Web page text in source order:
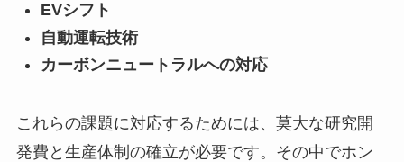
EVシフト
自動運転技術
カーボンニュートラルへの対応
これらの課題に対応するためには、莫大な研究開
発費と生産体制の確立が必要です。その中でホン